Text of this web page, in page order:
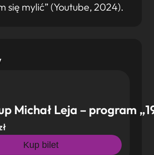
się mylić” (Youtube, 2024).
Michał Leja – program
Kup bilet